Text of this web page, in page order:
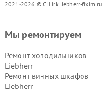
2021-2026 © СЦ irk.liebherr-fixim.ru
Мы ремонтируем
Ремонт холодильников
Liebherr
Ремонт винных шкафов
Liebherr